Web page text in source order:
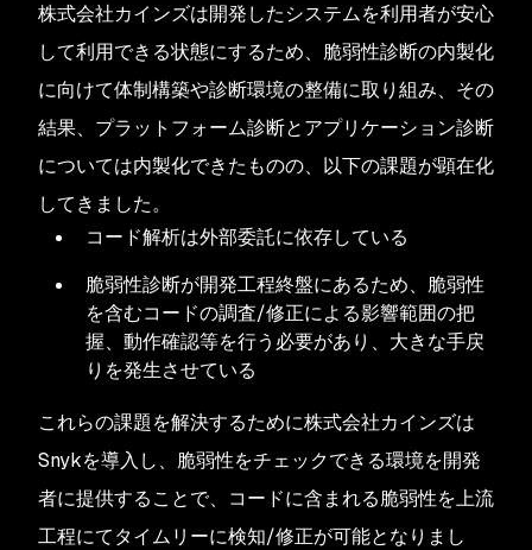
株式会社カインズは開発したシステムを利用者が安心
して利用できる状態にするため、脆弱性診断の内製化
に向けて体制構築や診断環境の整備に取り組み、その
結果、プラットフォーム診断とアプリケーション診断
については内製化できたものの、以下の課題が顕在化
してきました。
コード解析は外部委託に依存している
脆弱性診断が開発工程終盤にあるため、脆弱性
を含むコードの調査/修正による影響範囲の把
握、動作確認等を行う必要があり、大きな手戻
りを発生させている
これらの課題を解決するために株式会社カインズは
Snykを導入し、脆弱性をチェックできる環境を開発
者に提供することで、コードに含まれる脆弱性を上流
工程にてタイムリーに検知/修正が可能となりまし